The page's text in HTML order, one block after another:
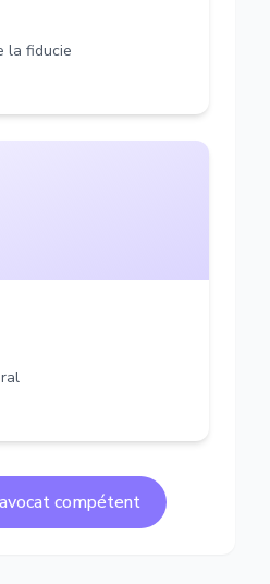
la fiducie
compétent